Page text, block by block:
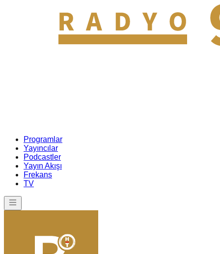
Programlar
Yayıncılar
Podcastler
Yayın Akışı
Frekans
TV